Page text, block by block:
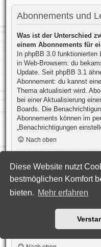
Diese Website nutzt
bestmöglichen Komfort
bieten. Mehr erfahren
Abonnements und
Was ist der Unterschied
einem Abonnements für
In phpBB 3.0
in Web-Browsern: du
Update. Seit phpBB 3.1
Abonnement: du kannst
Thema aktualisiert wird.
bei einer Aktualisierung
Boards. Die
Abonnements können im
„Benachrichtigungen
Nach oben
Wie kann ich ein
Thema abonnieren?
Du kannst ein Lesezeichen
abonnieren, in dem du die
Optionen“ auswählst, die
des Diskussionsverlaufs
Wenn du bei der Antwort
benachrichtigen, sobald